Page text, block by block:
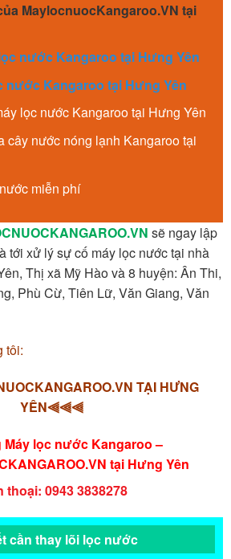
MaylocnuocKangaroo.VN tại
nước Kangaroo tại Hưng Yên
nước Kangaroo tại Hưng Yên
lọc nước Kangaroo tại Hưng Yên
cây nước nóng lạnh Kangaroo tại
miễn phí
sẽ ngay lập
tới xử lý sự cố máy lọc nước tại nhà
Thị xã Mỹ Hào và 8 huyện: Ân Thi,
Phù Cừ, Tiên Lữ, Văn Giang, Văn
tôi:
TẠI HƯNG
YÊN⫷⫷⫷
Máy lọc nước Kangaroo –
tại Hưng Yên
thoại: 0943 3838278
cần thay lõi lọc nước